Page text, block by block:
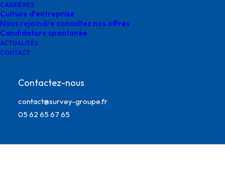
CARRIÈRES
Culture d’entreprise
Nous rejoindre consultez nos offres
Candidature spontanée
ACTUALITÉS
CONTACT
Contactez-nous
contact@survey-groupe.fr
05 62 65 67 65
survey etude digitalisation environnement